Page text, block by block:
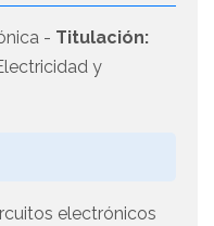
- Titulación:
y
electrónicos